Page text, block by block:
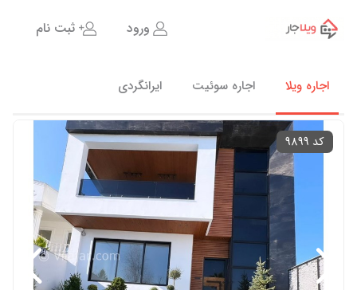
اجاره ویلا اجاره سوئیت ایرانگردی
ورود ثبت نام
کد 9899